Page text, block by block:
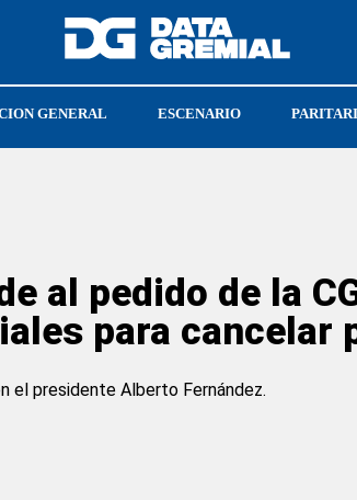
SOEA LEONARDO FERRUCCI
GENERAL ESCENARIO
al pedido de la
para cancelar
el presidente Alberto Fernández.